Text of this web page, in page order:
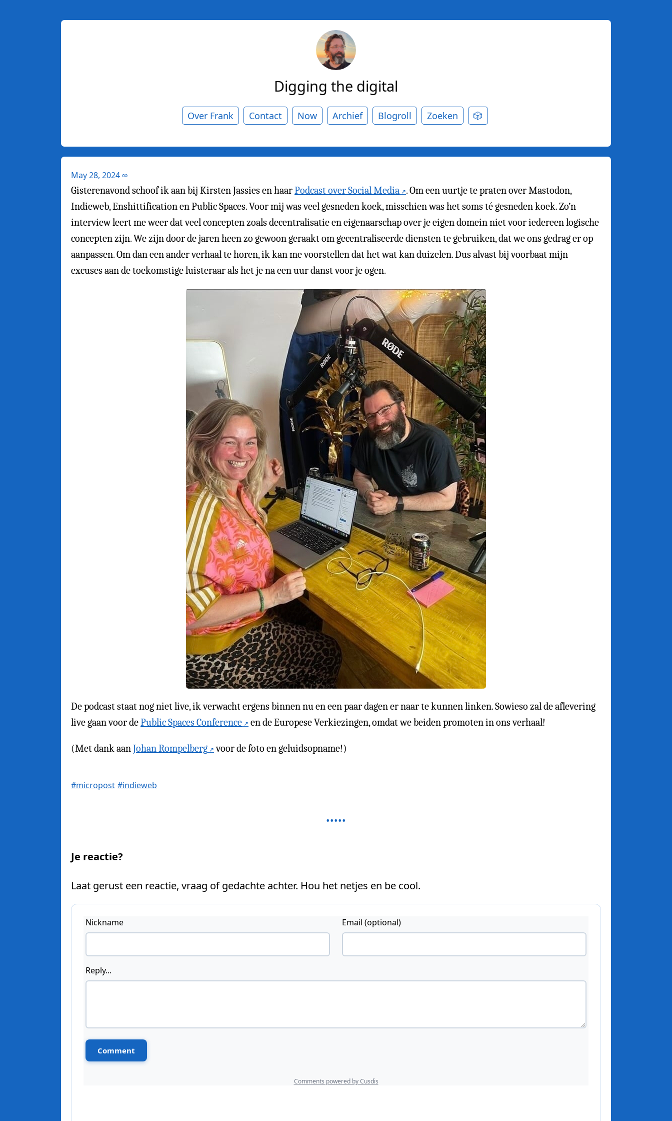
Digging the digital
Over Frank Contact Now Archief Blogroll Zoeken 🎲
May 28, 2024∞
Gisterenavond schoof ik aan bij Kirsten Jassies en haarPodcast over Social Media
. Om een uurtje te praten over Mastodon,
Indieweb, Enshittification en Public Spaces. Voor mij was veel gesneden koek, misschien was het soms té gesneden koek. Zo’n
interview leert me weer dat veel concepten zoals decentralisatie en eigenaarschap over je eigen domein niet voor iedereen logische
concepten zijn. We zijn door de jaren heen zo gewoon geraakt om gecentraliseerde diensten te gebruiken, dat we ons gedrag er op
aanpassen. Om dan een ander verhaal te horen, ik kan me voorstellen dat het wat kan duizelen. Dus alvast bij voorbaat mijn
excuses aan de toekomstige luisteraar als het je na een uur danst voor je ogen.
De podcast staat nog niet live, ik verwacht ergens binnen nu en een paar dagen er naar te kunnen linken. Sowieso zal de aflevering
live gaan voor dePublic Spaces Conference en de Europese Verkiezingen, omdat we beiden promoten in ons verhaal!
(Met dank aanJohan Rompelberg voor de foto en geluidsopname!)
#micropost #indieweb
Je reactie?
Laat gerust een reactie, vraag of gedachte achter. Hou het netjes en be cool.